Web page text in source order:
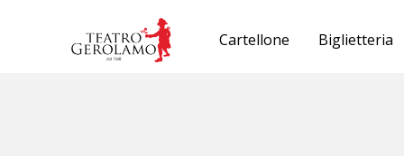
Cartellone Biglietteria